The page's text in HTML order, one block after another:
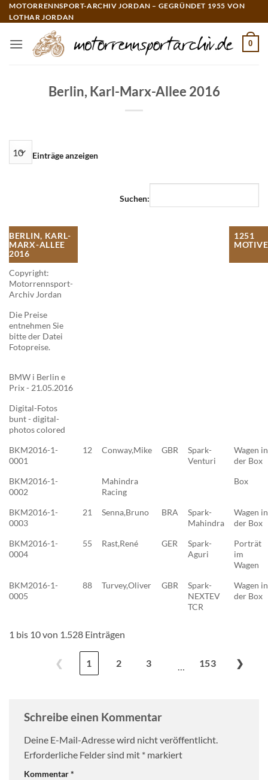
Zum
Inhalt
MOTORRENNSPORT-ARCHIV JORDAN – GEGRÜNDET 1955 VON
LOTHAR JORDAN
0
Berlin, Karl-Marx-Allee 2016
Einträge anzeigen
Suchen:
BERLIN, KARL-
MARX-ALLEE
2016
1251
MOTIVE
Copyright:
Motorrennsport-
Archiv Jordan
Die Preise
entnehmen Sie
bitte der Datei
Fotopreise.
BMW i Berlin e
Prix - 21.05.2016
Digital-Fotos
bunt - digital-
photos colored
BKM2016-1-
0001
12 Conway,Mike GBR
Spark-
Venturi
Wagen in
der Box
BKM2016-1-
0002
Mahindra
Racing
Box
BKM2016-1-
0003
21 Senna,Bruno BRA
Spark-
Mahindra
Wagen in
der Box
BKM2016-1-
0004
55 Rast,René GER
Spark-
Aguri
Porträt
im
Wagen
BKM2016-1-
0005
88 Turvey,Oliver GBR
Spark-
NEXTEV
TCR
Wagen in
der Box
1 bis 10 von 1.528 Einträgen
❮ 1 2 3 … 153 ❯
Schreibe einen Kommentar
Deine E-Mail-Adresse wird nicht veröffentlicht.
Erforderliche Felder sind mit * markiert
Kommentar*